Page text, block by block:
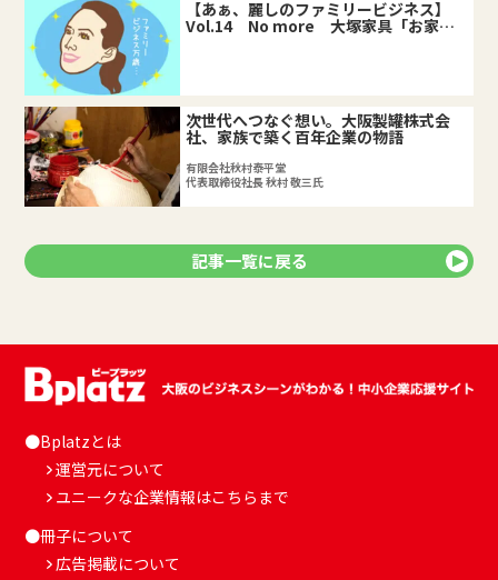
【あぁ、麗しのファミリービジネス】
Vol.14 No more 大塚家具「お家騒
次世代へつなぐ想い。大阪製罐株式会
社、家族で築く百年企業の物語
有限会社秋村泰平堂
代表取締役社長 秋村 敬三氏
記事一覧に戻る
●Bplatzとは
運営元について
ユニークな企業情報はこちらまで
●冊子について
広告掲載について